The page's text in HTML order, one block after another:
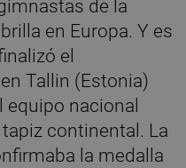
de la
en Europa. Y es
el
Tallin (Estonia)
nacional
continental. La
la medalla